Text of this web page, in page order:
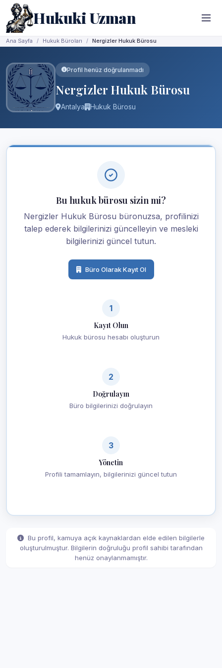
Hukuki Uzman
Ana Sayfa Hukuk Büroları Nergizler Hukuk Bürosu
Profil henüz doğrulanmadı
Nergizler Hukuk Bürosu
Antalya Hukuk Bürosu
Bu hukuk bürosu sizin mi?
Nergizler Hukuk Bürosu büronuzsa, profilinizi
talep ederek bilgilerinizi güncelleyin ve mesleki
bilgilerinizi güncel tutun.
Büro Olarak Kayıt Ol
1
Kayıt Olun
Hukuk bürosu hesabı oluşturun
2
Doğrulayın
Büro bilgilerinizi doğrulayın
3
Yönetin
Profili tamamlayın, bilgilerinizi güncel tutun
Bu profil, kamuya açık kaynaklardan elde edilen bilgilerle
oluşturulmuştur. Bilgilerin doğruluğu profil sahibi tarafından
henüz onaylanmamıştır.